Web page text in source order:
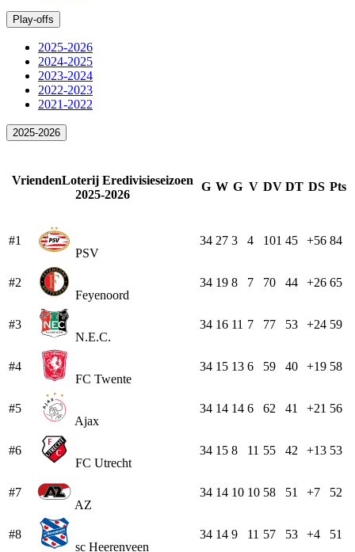
Play-offs
2025-2026
2024-2025
2023-2024
2022-2023
2021-2022
2025-2026
VriendenLoterij Eredivisieseizoen
2025-2026
G W G V DV DT DS Pts
#1
PSV
34 27 3 4 101 45 +56 84
#2
Feyenoord
34 19 8 7 70 44 +26 65
#3
N.E.C.
34 16 11 7 77 53 +24 59
#4
FC Twente
34 15 13 6 59 40 +19 58
#5
Ajax
34 14 14 6 62 41 +21 56
#6
FC Utrecht
34 15 8 11 55 42 +13 53
#7
AZ
34 14 10 10 58 51 +7 52
#8
sc Heerenveen
34 14 9 11 57 53 +4 51